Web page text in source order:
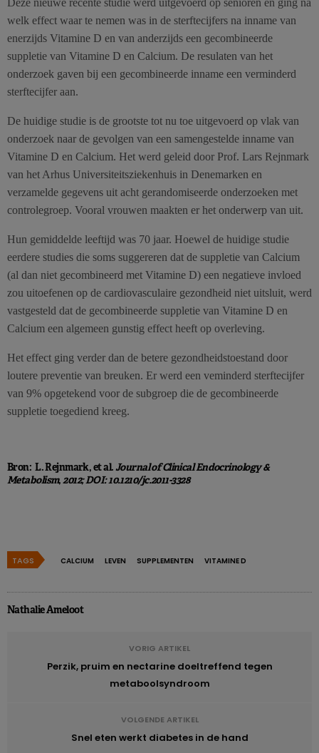
welk effect waar te nemen was in de sterftecijfers na inname van
enerzijds Vitamine D en van anderzijds een gecombineerde
suppletie van Vitamine D en Calcium. De resulaten van het
onderzoek gaven bij een gecombineerde inname een verminderd
sterftecijfer aan.
De huidige studie is de grootste tot nu toe uitgevoerd op vlak van
onderzoek naar de gevolgen van een samengestelde inname van
Vitamine D en Calcium. Het werd geleid door Prof. Lars Rejnmark
van het Arhus Universiteitsziekenhuis in Denemarken en
verzamelde gegevens uit acht gerandomiseerde onderzoeken met
controlegroep. Vooral vrouwen maakten er het onderwerp van uit.
Hun gemiddelde leeftijd was 70 jaar. Hoewel de huidige studie
eerdere studies die soms suggereren dat de suppletie van Calcium
(al dan niet gecombineerd met Vitamine D) een negatieve invloed
zou uitoefenen op de cardiovasculaire gezondheid niet uitsluit, werd
vastgesteld dat de gecombineerde suppletie van Vitamine D en
Calcium een algemeen gunstig effect heeft op overleving.
Het effect ging verder dan de betere gezondheidstoestand door
loutere preventie van breuken. Er werd een veminderd sterftecijfer
van 9% opgetekend voor de subgroep die de gecombineerde
suppletie toegediend kreeg.
Bron: L. Rejnmark, et al.Journal of Clinical Endocrinology &
Metabolism,2012; DOI:10.1210/jc.2011-3328
TAGS CALCIUM LEVEN SUPPLEMENTEN VITAMINE D
Nathalie Ameloot
VORIG ARTIKEL
Perzik, pruim en nectarine doeltreffend tegen
metaboolsyndroom
VOLGENDE ARTIKEL
Snel eten werkt diabetes in de hand